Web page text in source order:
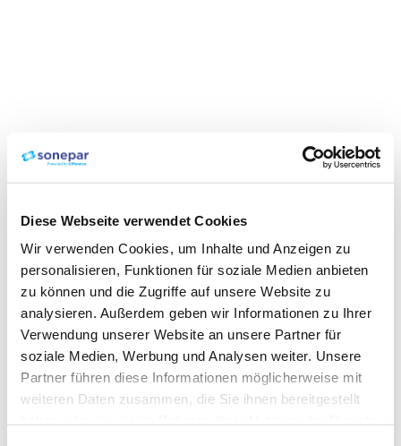
Diese Webseite verwendet Cookies
Wir verwenden Cookies, um Inhalte und Anzeigen zu
personalisieren, Funktionen für soziale Medien anbieten
zu können und die Zugriffe auf unsere Website zu
analysieren. Außerdem geben wir Informationen zu Ihrer
Verwendung unserer Website an unsere Partner für
soziale Medien, Werbung und Analysen weiter. Unsere
Partner führen diese Informationen möglicherweise mit
weiteren Daten zusammen, die Sie ihnen bereitgestellt